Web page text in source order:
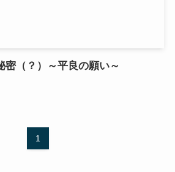
密（？）～平良の願い～
1